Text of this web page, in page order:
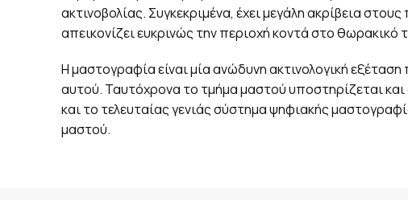
ακτινοβολίας. Συγκεκριμένα, έχει μεγάλη ακρίβεια
απεικονίζει ευκρινώς την περιοχή κοντά στο
Η μαστογραφία είναι μία ανώδυνη ακτινολογική
αυτού. Ταυτόχρονα το τμήμα μαστού υποστηρίζεται
και το τελευταίας γενιάς σύστημα ψηφιακής
μαστού.